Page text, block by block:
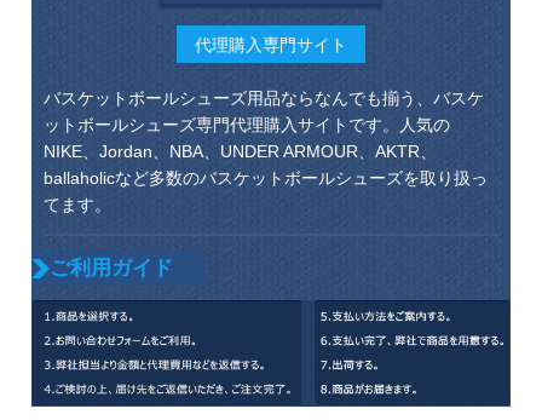
代理購入専門サイト
バスケットボールシューズ用品ならなんでも揃う、バスケ
ットボールシューズ専門代理購入サイトです。人気の
NIKE、Jordan、NBA、UNDER ARMOUR、AKTR、
ballaholicなど多数のバスケットボールシューズを取り扱っ
てます。
ご利用ガイド